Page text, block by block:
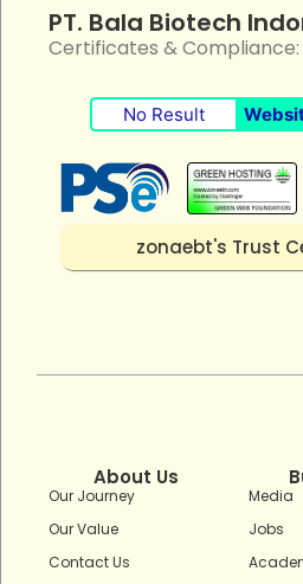
PT. Bala Biotech
Certificates & Compliance:
No Result
zonaebt's Trust
About Us
Our Journey
Our Value
Contact Us
Media
Jobs